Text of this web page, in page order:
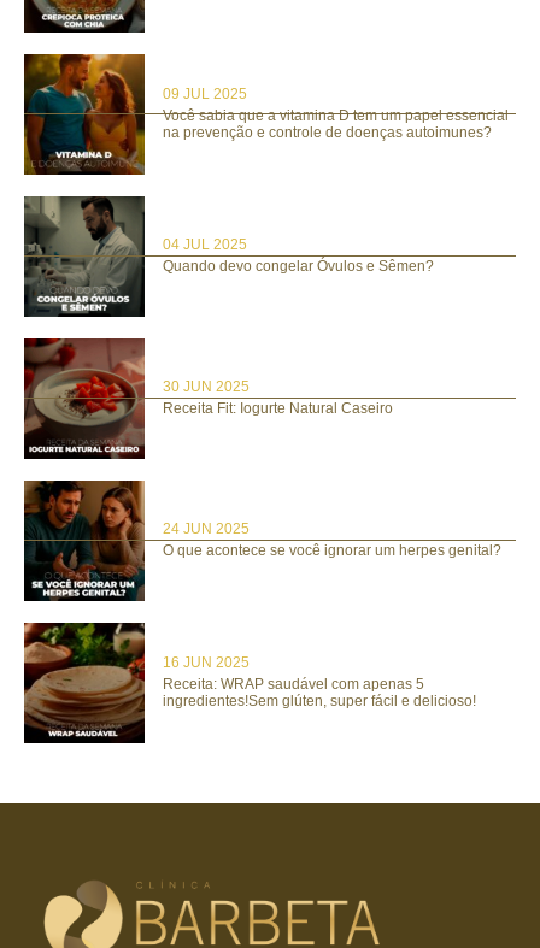
09 JUL 2025
Você sabia que a vitamina D tem um papel essencial
na prevenção e controle de doenças autoimunes?
04 JUL 2025
Quando devo congelar Óvulos e Sêmen?
30 JUN 2025
Receita Fit: Iogurte Natural Caseiro
24 JUN 2025
O que acontece se você ignorar um herpes genital?
16 JUN 2025
Receita: WRAP saudável com apenas 5
ingredientes!Sem glúten, super fácil e delicioso!